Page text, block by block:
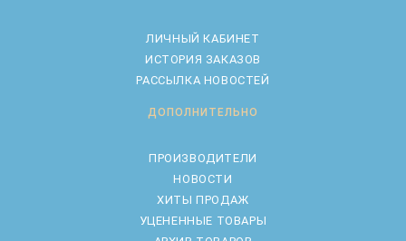
ЛИЧНЫЙ КАБИНЕТ
ИСТОРИЯ ЗАКАЗОВ
РАССЫЛКА НОВОСТЕЙ
ДОПОЛНИТЕЛЬНО
ПРОИЗВОДИТЕЛИ
НОВОСТИ
ХИТЫ ПРОДАЖ
УЦЕНЕННЫЕ ТОВАРЫ